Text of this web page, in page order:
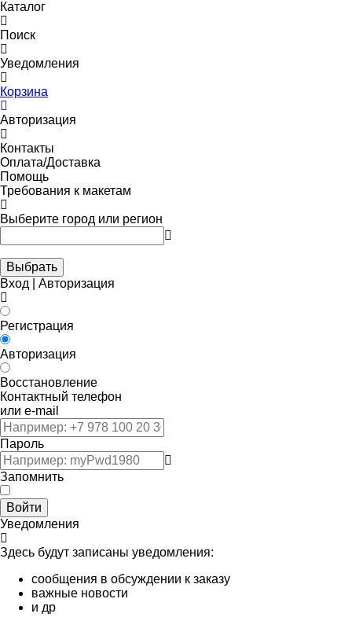
Каталог
Поиск
Уведомления
Корзина
Авторизация
Контакты
Оплата/Доставка
Помощь
Требования к макетам
Выберите город или регион
Выбрать
Вход | Авторизация
Регистрация
Авторизация
Восстановление
Контактный телефон
или e-mail
Пароль
Запомнить
Войти
Уведомления
Здесь будут записаны уведомления:
сообщения в обсуждении к заказу
важные новости
и др